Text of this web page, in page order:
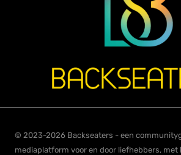
© 2023-2026 Backseaters - een
mediaplatform voor en door liefhebbers,